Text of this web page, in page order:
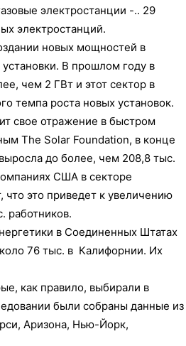
электростанции -.. 29
электростанций.
новых мощностей в
В прошлом году в
чем 2 ГВт и этот сектор в
темпа роста новых установок.
свое отражение в быстром
The Solar Foundation, в конце
до более, чем 208,8 тыс.
США в секторе
что это приведет к увеличению
работников.
в Соединенных Штатах
76 тыс. в Калифорнии. Их
как правило, выбирали в
были собраны данные из
Аризона, Нью-Йорк,